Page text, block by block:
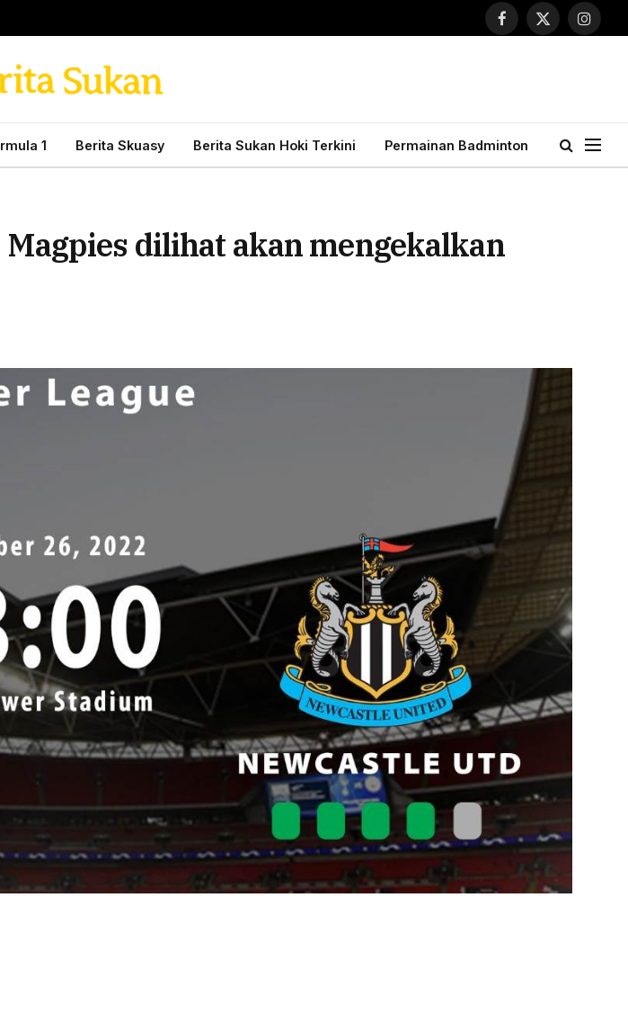
Facebook
X
1 Berita Skuasy Berita Sukan Hoki Terkini Permainan Badminton
dilihat akan mengekalkan